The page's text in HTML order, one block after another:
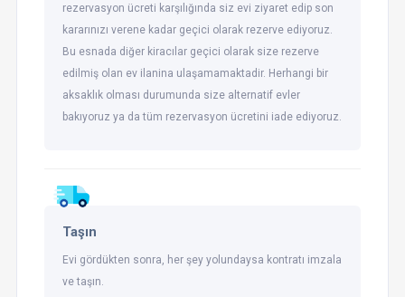
rezervasyon ücreti karşılığında siz evi ziyaret edip son
kararınızı verene kadar geçici olarak rezerve ediyoruz.
Bu esnada diğer kiracılar geçici olarak size rezerve
edilmiş olan ev ilanina ulaşamamaktadir. Herhangi bir
aksaklık olması durumunda size alternatif evler
bakıyoruz ya da tüm rezervasyon ücretini iade ediyoruz.
Taşın
Evi gördükten sonra, her şey yolundaysa kontratı imzala
ve taşın.